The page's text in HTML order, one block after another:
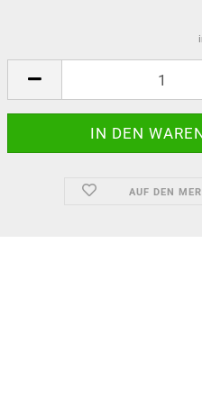
AUF DEN